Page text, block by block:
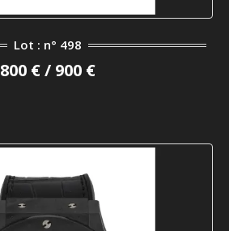
Lot : n° 498
800 € / 900 €